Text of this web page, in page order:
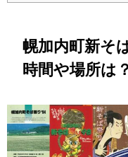
幌加内町新そ
時間や場所は？